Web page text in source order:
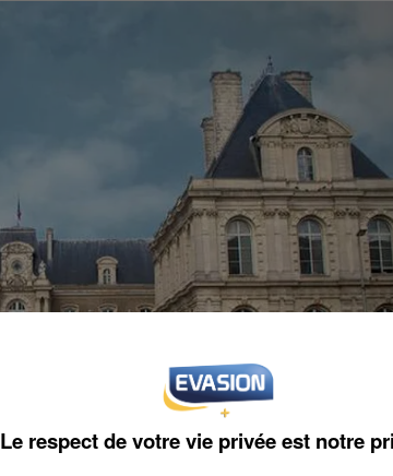
Le respect de votre vie privée est notre